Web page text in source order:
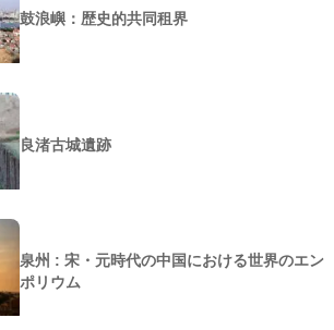
鼓浪嶼：歴史的共同租界
良渚古城遺跡
泉州 : 宋・元時代の中国における世界のエン
ポリウム